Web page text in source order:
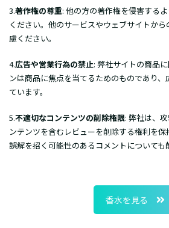
3.著作権の尊重: 他の方の著作権を侵害する
ください。他のサービスやウェブサイトか
慮ください。
4.広告や営業行為の禁止: 弊社サイトの商品
ンは商品に焦点を当てるためのものであり
ています。
5.不適切なコンテンツの削除権限: 弊社は、
ンテンツを含むレビューを削除する権利を
誤解を招く可能性のあるコメントについても
香水を見る